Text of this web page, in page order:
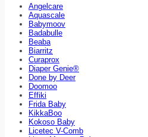
Angelcare
Aquascale
Babymoov
Badabulle
Beaba
Biarritz
Curaprox
Diaper Genie®
Done by Deer
Doomoo
Effiki
Frida Baby
KikkaBoo
Kokoso Baby
Licetec V-Comb